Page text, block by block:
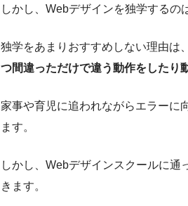
しかし、Webデザインを独学するの
独学をあまりおすすめしない理由は
つ間違っただけで違う動作をしたり
家事や育児に追われながらエラーに
ます。
しかし、Webデザインスクールに
きます。